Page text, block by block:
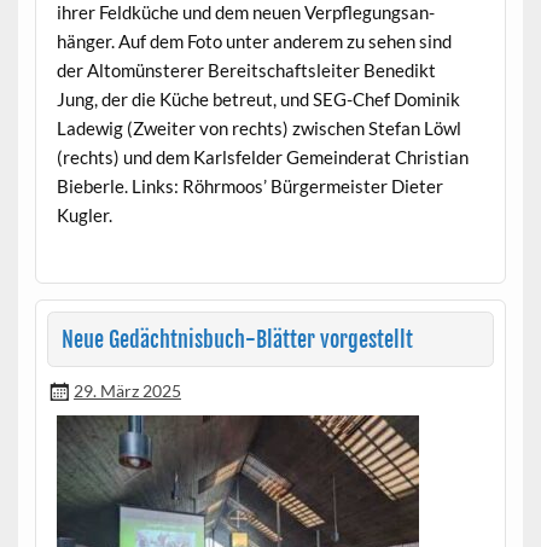
ihrer Feld­küche und dem neuen Verpfle­gungsan­
hänger. Auf dem Foto unter anderem zu sehen sind
der Altomün­ster­er Bere­itschaft­sleit­er Benedikt
Jung, der die Küche betreut, und SEG-Chef Dominik
Ladewig (Zweit­er von rechts) zwis­chen Ste­fan Löwl
(rechts) und dem Karls­felder Gemein­der­at Chris­t­ian
Bieber­le. Links: Röhrmoos’ Bürg­er­meis­ter Dieter
Kugler.
Neue Gedächtnisbuch-Blätter vorgestellt
29. März 2025